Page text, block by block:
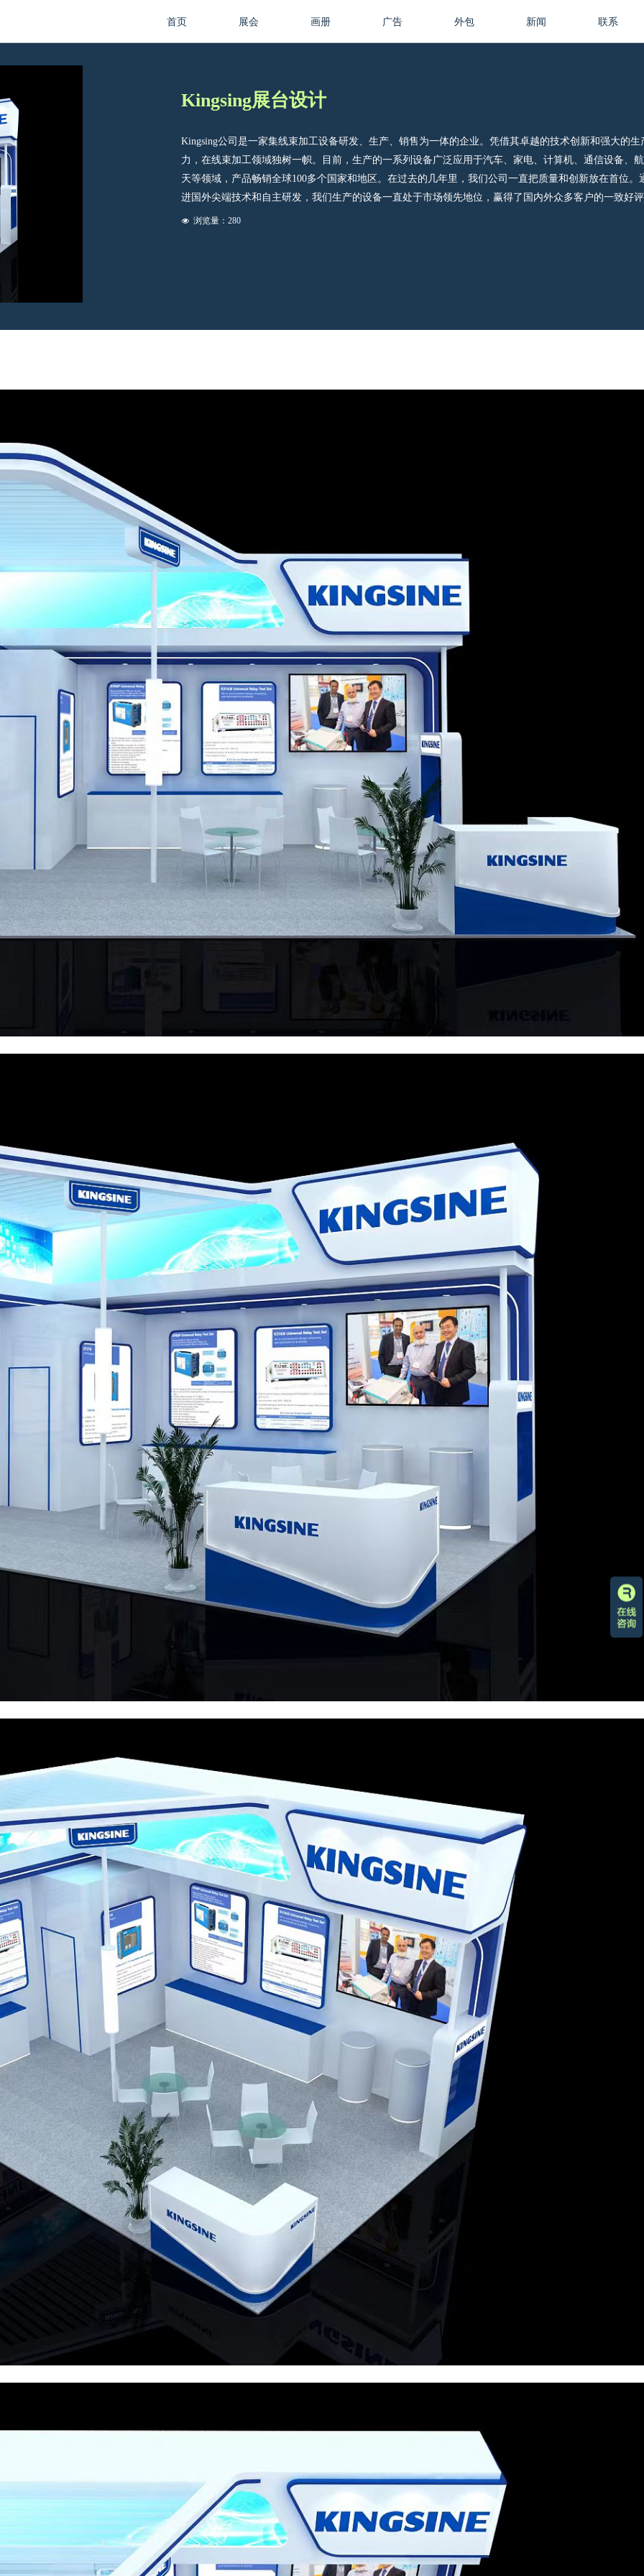
首页 展会 画册 广告 外包 新闻 联系
Kingsing展台设计
Kingsing公司是一家集线束加工设备研发、生产、销售为一体的企业。凭借其卓越的技术创新和强大的生
力，在线束加工领域独树一帜。目前，生产的一系列设备广泛应用于汽车、家电、计算机、通信设备、
天等领域，产品畅销全球100多个国家和地区。在过去的几年里，我们公司一直把质量和创新放在首位。
进国外尖端技术和自主研发，我们生产的设备一直处于市场领先地位，赢得了国内外众多客户的一致好
넶 浏览量： 280